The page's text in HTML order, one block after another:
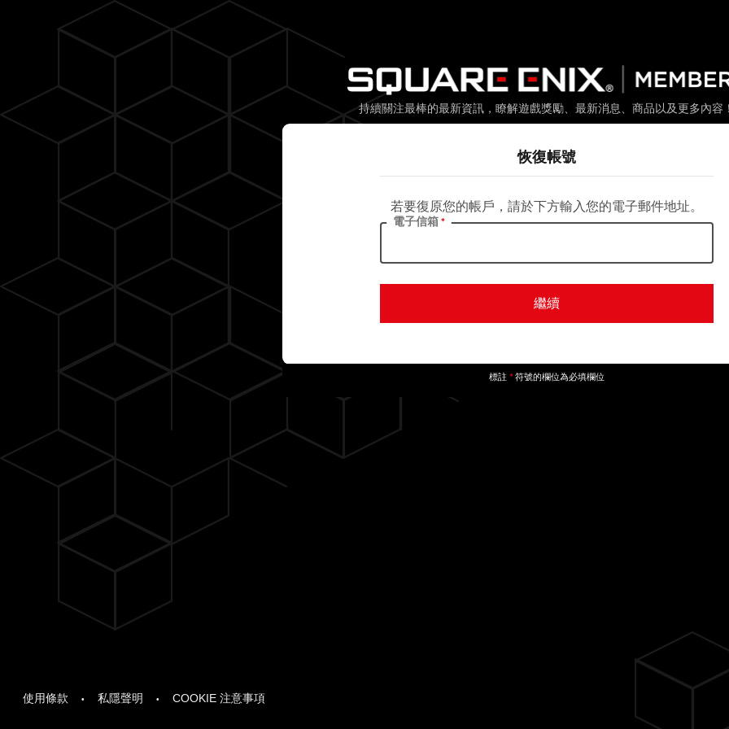
持續關注最棒的最新資訊，瞭解遊戲獎勵、最新消息、商品以及更多內容
標註 *符號的欄位為必填欄位
恢復帳號
若要復原您的帳戶，請於下方輸入您的電子郵件地址。
電子信箱
繼續
使用條款 私隱聲明 COOKIE 注意事項